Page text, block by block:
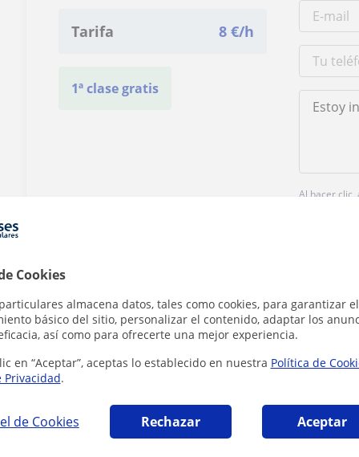
Cookies
almacena datos, tales como cookies, para garantizar el
básico del sitio, personalizar el contenido, adaptar los
así como para ofrecerte una mejor experiencia.
en “Aceptar”, aceptas lo establecido en nuestra Política de
Privacidad.
de Cookies Rechazar Aceptar
Tarifa 8 €/h
1ª clase gratis
Al hacer
¿Hay algún error en este perfil?Cuéntanos
en Güevéjar que pueden interesarte